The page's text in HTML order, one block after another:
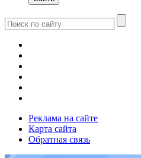
Реклама на сайте
Карта сайта
Обратная связь